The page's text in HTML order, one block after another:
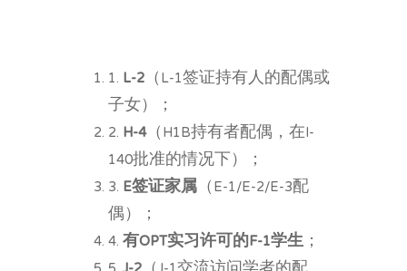
1.L-2 （L-1签证持有人的配偶或
子女）；
2.H-4（H1B持有者配偶，在I-
140批准的情况下）；
3.E签证家属 （E-1/E-2/E-3配
偶）；
4.有OPT实习许可的F-1学生 ；